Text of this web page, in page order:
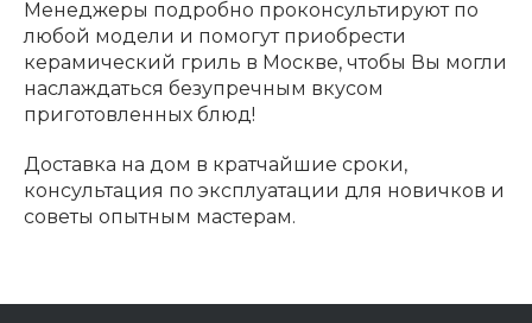
Менеджеры подробно проконсультируют по
любой модели и помогут приобрести
керамический гриль в Москве, чтобы Вы могли
наслаждаться безупречным вкусом
приготовленных блюд!
Доставка на дом в кратчайшие сроки,
консультация по эксплуатации для новичков и
советы опытным мастерам.